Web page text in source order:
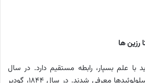
رزین­ ها
با علم بسپار، رابطه مستقیم دارد. در سال
1830، استات سلولز و سلولوئیدها معرفی شدند. در سال 1844، گودیر